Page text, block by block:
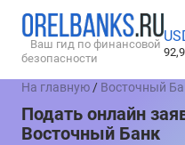
Ваш гид по финансовой
безопасности
На главную / Восточный
Подать онлайн
Восточный Банк